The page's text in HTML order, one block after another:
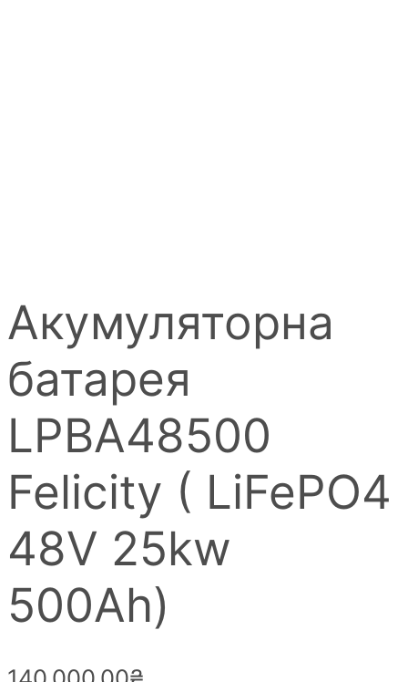
Акумуляторна
батарея
LPBA48500
Felicity ( LiFePO4
48V 25kw
500Аh)